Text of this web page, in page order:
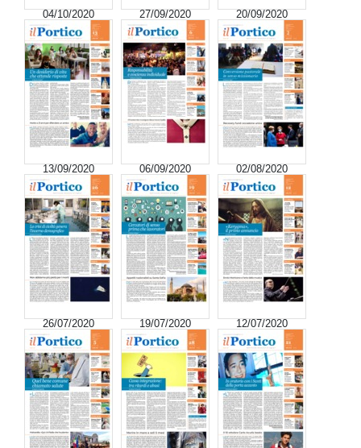
04/10/2020 27/09/2020 20/09/2020
13/09/2020 06/09/2020 02/08/2020
26/07/2020 19/07/2020 12/07/2020